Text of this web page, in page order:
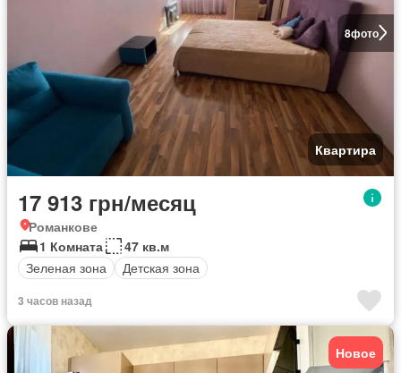
8фото
Квартира
17 913 грн/месяц
Романкове
1 Комната
47 кв.м
Зеленая зона
Детская зона
3 часов назад
Новое